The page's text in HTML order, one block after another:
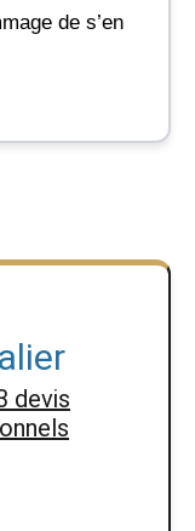
de s’en
devis